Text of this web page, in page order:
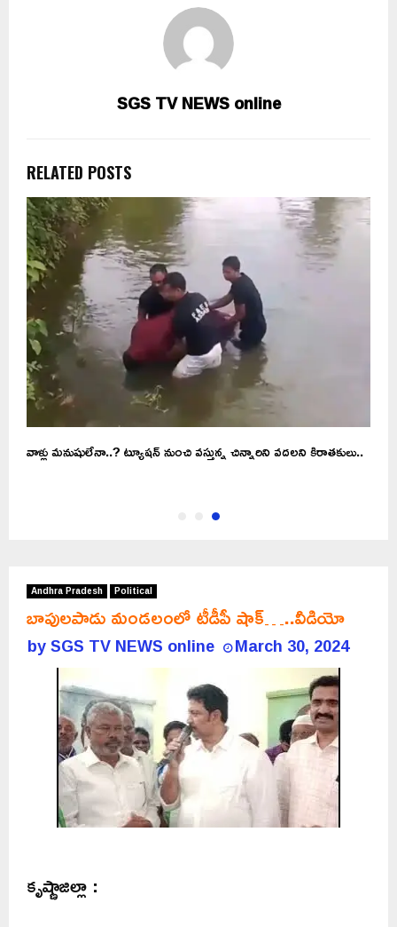
SGS TV NEWS online
RELATED POSTS
వాళ్లు మనుషులేనా..? ట్యూషన్ నుంచి వస్తున్న చిన్నారిని వదలని కిరాతకులు..
Andhra Pradesh Political
బాపులపాడు మండలంలో టీడీపీ షాక్…..వీడియో
bySGS TV NEWS online March 30, 2024
కృష్ణాజిల్లా :